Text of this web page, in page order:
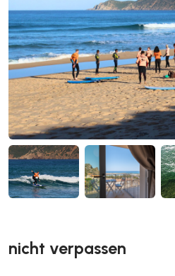
nicht verpassen